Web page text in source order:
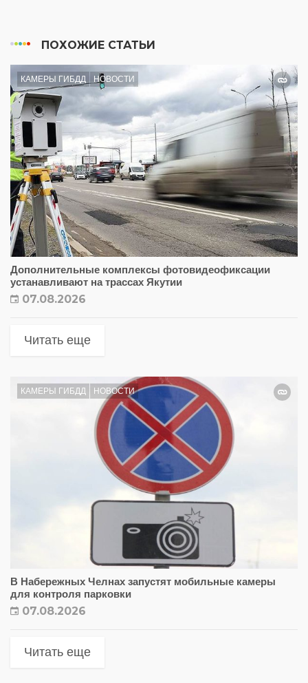
ПОХОЖИЕ СТАТЬИ
КАМЕРЫ ГИБДД НОВОСТИ
Дополнительные комплексы фотовидеофиксации
устанавливают на трассах Якутии
07.08.2026
Читать еще
КАМЕРЫ ГИБДД НОВОСТИ
В Набережных Челнах запустят мобильные камеры
для контроля парковки
07.08.2026
Читать еще